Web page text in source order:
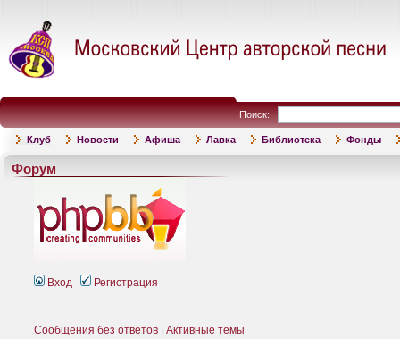
Поиск:
Клуб Новости Афиша Лавка Библиотека Фонды
Форум
Вход Регистрация
Сообщения без ответов Активные темы